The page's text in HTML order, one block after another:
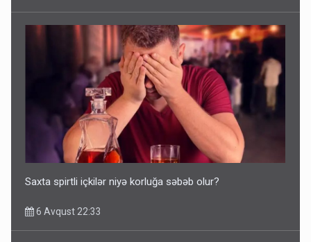
Saxta spirtli içkilər niyə korluğa səbəb olur?
6 Avqust 22:33